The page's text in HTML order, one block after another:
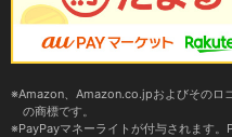
Amazon、Amazon.co.jpおよびそのロ
の商標です。
PayPayマネーライトが付与されます。